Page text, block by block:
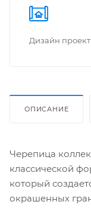
Дизайн проект
ОПИСАНИЕ
Черепица
классической
который
окрашенных